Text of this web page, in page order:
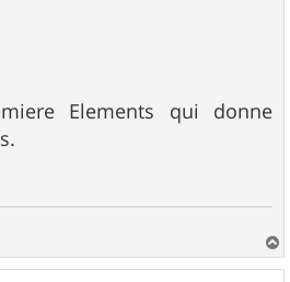
Elements qui donne
a